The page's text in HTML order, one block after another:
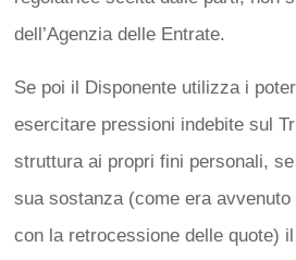
dell’Agenzia delle Entrate.
Se poi il Disponente utilizza i
esercitare pressioni indebite sul
struttura ai propri fini personali,
sua sostanza (come era
con la retrocessione delle quote)